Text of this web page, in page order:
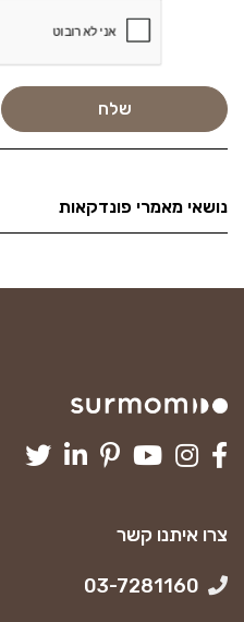
נושאי מאמרי פונדקאות
צרו איתנו קשר